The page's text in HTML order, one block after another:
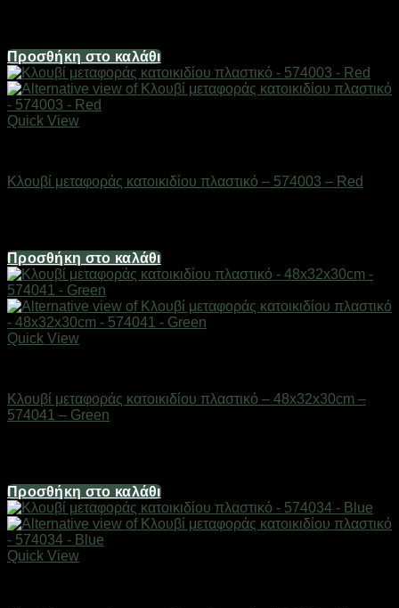
Προσθήκη στο καλάθι
Quick View
Κλουβί μεταφοράς κατοικιδίου πλαστικό – 574003 – Red
Προσθήκη στο καλάθι
Quick View
Κλουβί μεταφοράς κατοικιδίου πλαστικό – 48x32x30cm –
574041 – Green
Προσθήκη στο καλάθι
Quick View